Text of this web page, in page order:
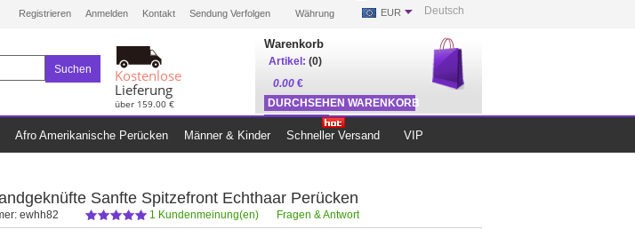
Deutsch
Währung EUR
Registrieren Anmelden Kontakt Sendung Verfolgen
Suchen
Kostenlose
Lieferung
über 159.00 €
Warenkorb
Artikel: (0)
0.00 €
DURCHSEHEN WARENKORB
ZUR KASSE
Afro Amerikanische Perücken Männer & Kinder Schneller Versand VIP
Sanfte Spitzefront Echthaar Perücken
ewhh82 1 Kundenmeinung(en) Fragen & Antwort